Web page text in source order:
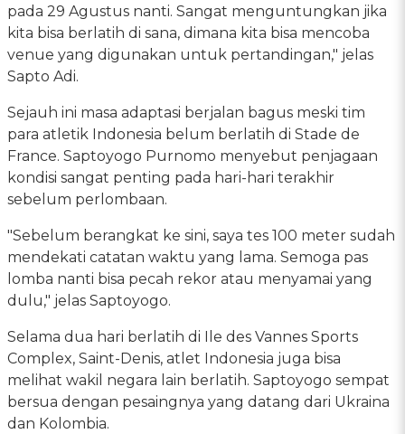
pada 29 Agustus nanti. Sangat menguntungkan jika
kita bisa berlatih di sana, dimana kita bisa mencoba
venue yang digunakan untuk pertandingan," jelas
Sapto Adi.
Sejauh ini masa adaptasi berjalan bagus meski tim
para atletik Indonesia belum berlatih di Stade de
France. Saptoyogo Purnomo menyebut penjagaan
kondisi sangat penting pada hari-hari terakhir
sebelum perlombaan.
"Sebelum berangkat ke sini, saya tes 100 meter sudah
mendekati catatan waktu yang lama. Semoga pas
lomba nanti bisa pecah rekor atau menyamai yang
dulu," jelas Saptoyogo.
Selama dua hari berlatih di Ile des Vannes Sports
Complex, Saint-Denis, atlet Indonesia juga bisa
melihat wakil negara lain berlatih. Saptoyogo sempat
bersua dengan pesaingnya yang datang dari Ukraina
dan Kolombia.